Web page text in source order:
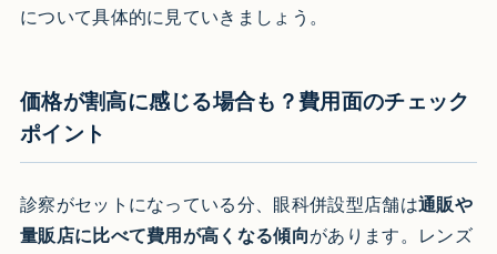
について具体的に見ていきましょう。
価格が割高に感じる場合も？費用面のチェック
ポイント
診察がセットになっている分、眼科併設型店舗は通販や
量販店に比べて費用が高くなる傾向があります。レンズ